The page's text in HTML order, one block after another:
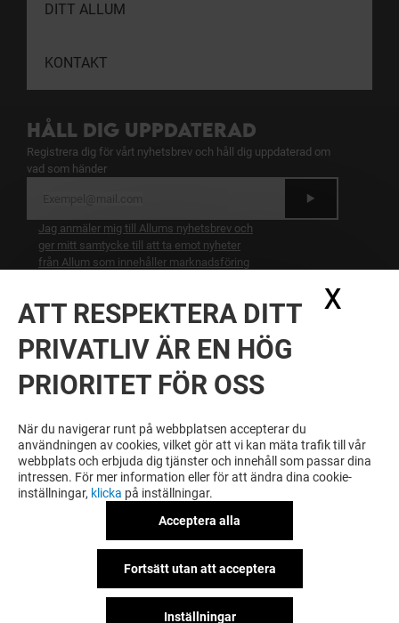
DITT ALLUM
KONTAKT
HÅLL DIG UPPDATERAD
Registrera dig för vårt nyhetsbrev och håll dig uppdaterad om
vad som händer
Jag anmäler mig till Allums nyhetsbrev och
ger mitt samtycke till att ta emot nyheter
från Allum som innehåller marknadsföring
att jag har läst och förstått
BLI BELÖNAD FÖR DIN LOJALITET
ALLUM och våra samarbetspartners.
Allmänna regler & Användarvillkor
Juridiska meddelandenPersonuppgiftspolicy
Miljö- och samhällsansvar
ATT RESPEKTERA DITT
PRIVATLIV ÄR EN HÖG
PRIORITET FÖR OSS
När du navigerar runt på webbplatsen accepterar du
användningen av cookies, vilket gör att vi kan mäta trafik till vår
webbplats och erbjuda dig tjänster och innehåll som passar dina
intressen. För mer information eller för att ändra dina cookie-
inställningar, klicka på inställningar.
Acceptera alla
Fortsätt utan att acceptera
Inställningar
X